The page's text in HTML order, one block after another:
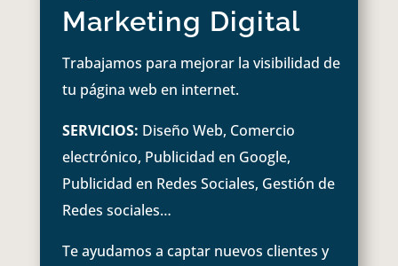
Marketing Digital
Trabajamos para mejorar la visibilidad de
tu página web en internet.
SERVICIOS: Diseño Web, Comercio
electrónico, Publicidad en Google,
Publicidad en Redes Sociales, Gestión de
Redes sociales…
Te ayudamos a captar nuevos clientes y